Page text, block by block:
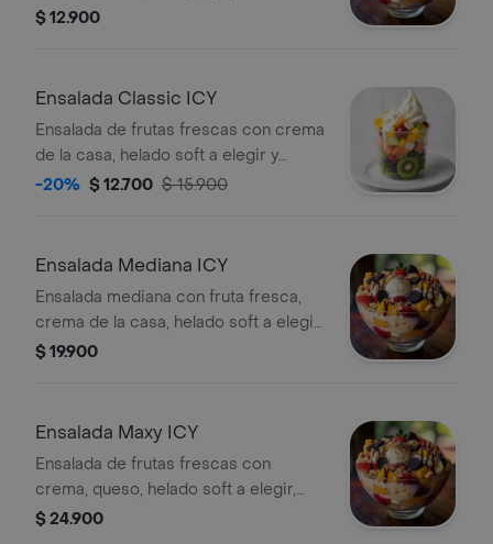
contenedor de 16 onzas.
$ 12.900
Ensalada Classic ICY
Ensalada de frutas frescas con crema
de la casa, helado soft a elegir y
queso, servida en un contenedor de
-20% $ 12.700 $ 15.900
Ensalada Mediana ICY
Ensalada mediana con fruta fresca,
crema de la casa, helado soft a elegir,
gelatina y queso en un contenedor de
$ 19.900
Ensalada Maxy ICY
Ensalada de frutas frescas con
crema, queso, helado soft a elegir,
gelatina y topping. Incluye fresas,
$ 24.900